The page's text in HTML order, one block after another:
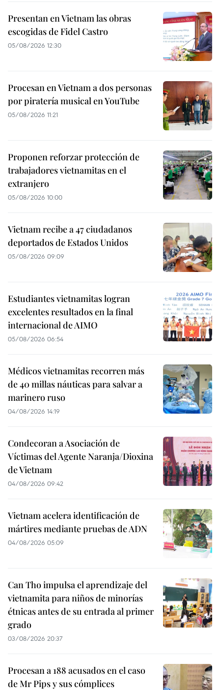
Presentan en Vietnam las obras
escogidas de Fidel Castro
05/08/2026 12:30
Procesan en Vietnam a dos personas
por piratería musical en YouTube
05/08/2026 11:21
Proponen reforzar protección de
trabajadores vietnamitas en el
extranjero
05/08/2026 10:00
Vietnam recibe a 47 ciudadanos
deportados de Estados Unidos
05/08/2026 09:09
Estudiantes vietnamitas logran
excelentes resultados en la final
internacional de AIMO
05/08/2026 06:54
Médicos vietnamitas recorren más
de 40 millas náuticas para salvar a
marinero ruso
04/08/2026 14:19
Condecoran a Asociación de
Víctimas del Agente Naranja/Dioxina
de Vietnam
04/08/2026 09:42
Vietnam acelera identificación de
mártires mediante pruebas de ADN
04/08/2026 05:09
Can Tho impulsa el aprendizaje del
vietnamita para niños de minorías
étnicas antes de su entrada al primer
grado
03/08/2026 20:37
Procesan a 188 acusados en el caso
de Mr Pips y sus cómplices